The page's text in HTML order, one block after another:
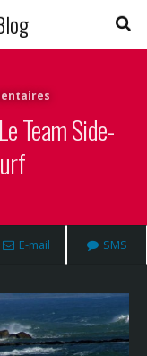
Team Side-
E-mail SMS